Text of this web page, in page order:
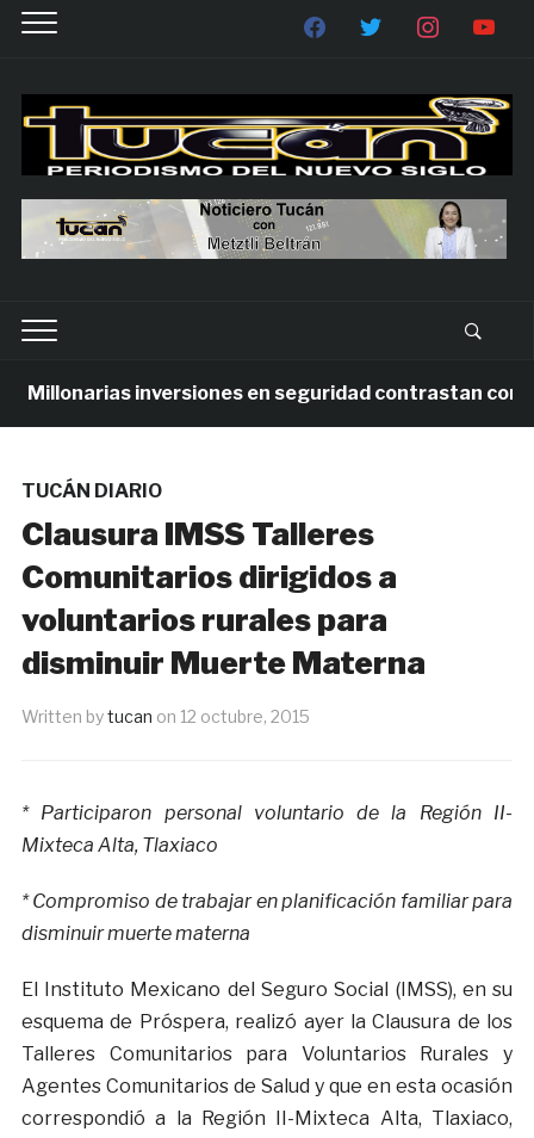
inversiones en seguridad contrastan con la
TUCÁN DIARIO
Clausura IMSS Talleres
Comunitarios dirigidos a
voluntarios rurales para
disminuir Muerte Materna
Written bytucan on 12 octubre, 2015
* Participaron personal voluntario de la Región II-
Mixteca Alta, Tlaxiaco
* Compromiso de trabajar en planificación familiar para
disminuir muerte materna
El Instituto Mexicano del Seguro Social (IMSS), en su
esquema de Próspera, realizó ayer la Clausura de los
Talleres Comunitarios para Voluntarios Rurales y
Agentes Comunitarios de Salud y que en esta ocasión
correspondió a la Región II-Mixteca Alta, Tlaxiaco,